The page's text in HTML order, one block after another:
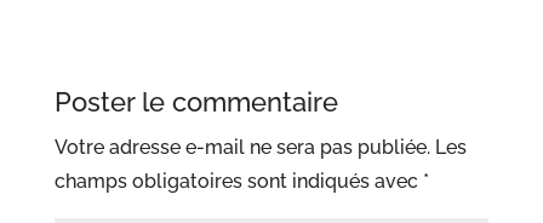
Poster le commentaire
Votre adresse e-mail ne sera pas publiée. Les
champs obligatoires sont indiqués avec *